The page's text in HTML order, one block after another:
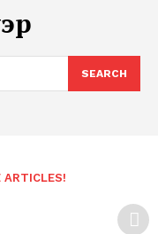
SEARCH
ARTICLES!